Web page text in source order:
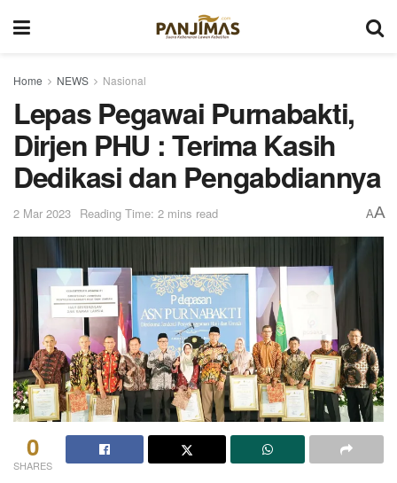
Home NEWS Nasional
Lepas Pegawai Purnabakti,
Dirjen PHU : Terima Kasih
Dedikasi dan Pengabdiannya
2 Mar 2023 Reading Time: 2 mins read AA
0
SHARES